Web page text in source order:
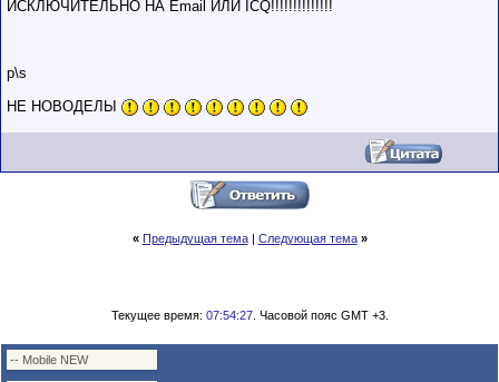
ИСКЛЮЧИТЕЛЬНО НА Email ИЛИ ICQ!!!!!!!!!!!!!!
p\s
НЕ НОВОДЕЛЫ
« Предыдущая тема| Следующая тема »
Текущее время: 07:54:27. Часовой пояс GMT +3.